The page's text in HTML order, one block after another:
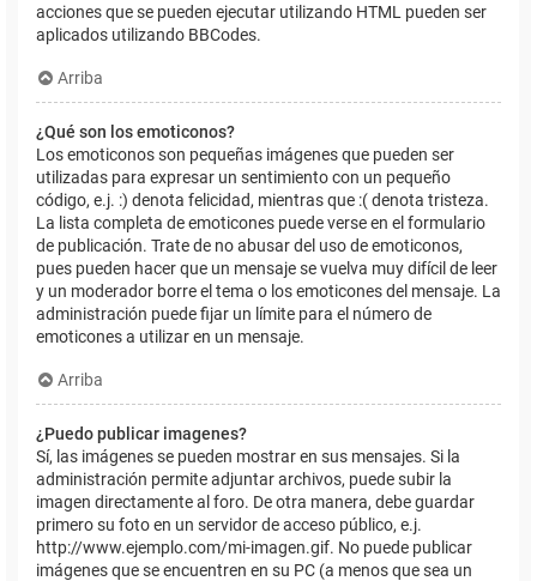
acciones que se pueden ejecutar utilizando HTML pueden ser
aplicados utilizando BBCodes.
Arriba
¿Qué son los emoticonos?
Los emoticonos son pequeñas imágenes que pueden ser
utilizadas para expresar un sentimiento con un pequeño
código, e.j. :) denota felicidad, mientras que :( denota tristeza.
La lista completa de emoticones puede verse en el formulario
de publicación. Trate de no abusar del uso de emoticonos,
pues pueden hacer que un mensaje se vuelva muy difícil de leer
y un moderador borre el tema o los emoticones del mensaje. La
administración puede fijar un límite para el número de
emoticones a utilizar en un mensaje.
Arriba
¿Puedo publicar imagenes?
Sí, las imágenes se pueden mostrar en sus mensajes. Si la
administración permite adjuntar archivos, puede subir la
imagen directamente al foro. De otra manera, debe guardar
primero su foto en un servidor de acceso público, e.j.
http://www.ejemplo.com/mi-imagen.gif. No puede publicar
imágenes que se encuentren en su PC (a menos que sea un